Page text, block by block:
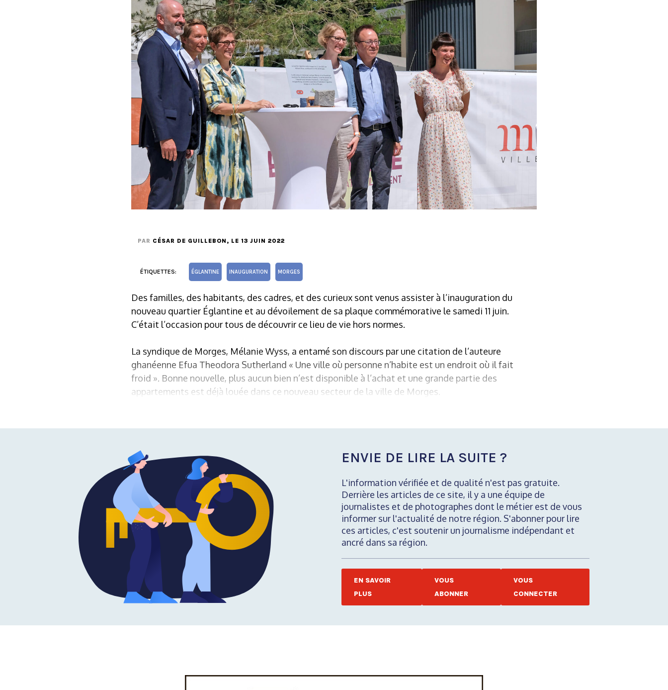
PAR CÉSAR DE GUILLEBON , LE 13 JUIN 2022
ÉTIQUETTES: ÉGLANTINE INAUGURATION MORGES
Des familles, des habitants, des cadres, et des curieux sont venus assister à l’inauguration du
nouveau quartier Églantine et au dévoilement de sa plaque commémorative le samedi 11 juin.
C’était l’occasion pour tous de découvrir ce lieu de vie hors normes.
La syndique de Morges, Mélanie Wyss, a entamé son discours par une citation de l’auteure
ghanéenne Efua Theodora Sutherland « Une ville où personne n’habite est un endroit où il fait
froid ». Bonne nouvelle, plus aucun bien n’est disponible à l’achat et une grande partie des
appartements est déjà louée dans ce nouveau secteur de la ville de Morges.
ENVIE DE LIRE LA SUITE ?
L'information vérifiée et de qualité n'est pas gratuite.
Derrière les articles de ce site, il y a une équipe de
journalistes et de photographes dont le métier est de vous
informer sur l'actualité de notre région. S'abonner pour lire
ces articles, c'est soutenir un journalisme indépendant et
ancré dans sa région.
EN SAVOIR
PLUS
VOUS
ABONNER
VOUS
CONNECTER